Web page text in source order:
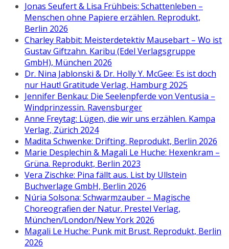
Jonas Seufert & Lisa Frühbeis: Schattenleben –
Menschen ohne Papiere erzählen. Reprodukt,
Berlin 2026
Charley Rabbit: Meisterdetektiv Mausebart – Wo ist
Gustav Giftzahn. Karibu (Edel Verlagsgruppe
GmbH), München 2026
Dr. Nina Jablonski & Dr. Holly Y. McGee: Es ist doch
nur Haut! Gratitude Verlag, Hamburg 2025
Jennifer Benkau: Die Seelenpferde von Ventusia –
Windprinzessin. Ravensburger
Anne Freytag: Lügen, die wir uns erzählen. Kampa
Verlag, Zürich 2024
Madita Schwenke: Drifting. Reprodukt, Berlin 2026
Marie Desplechin & Magali Le Huche: Hexenkram –
Grüna. Reprodukt, Berlin 2023
Vera Zischke: Pina fällt aus. List by Ullstein
Buchverlage GmbH, Berlin 2026
Núria Solsona: Schwarmzauber – Magische
Choreografien der Natur. Prestel Verlag,
München/London/New York 2026
Magali Le Huche: Punk mit Brust. Reprodukt, Berlin
2026